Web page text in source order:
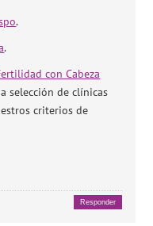
.
.
con Cabeza
selección de clínicas
criterios de
Responder